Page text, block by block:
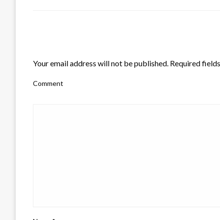
Your email address will not be published. Required
Comment